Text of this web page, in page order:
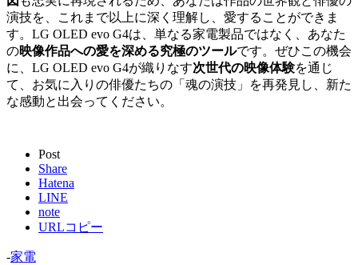
演技を、これまで以上に深く理解し、愛することができま
す。LG OLED evo G4は、単なる家電製品ではなく、あなた
の映像作品への愛を深める究極のツールです。ぜひこの機会
に、LG OLED evo G4が織りなす次世代の映像体験を通じ
て、お気に入りの俳優たちの「魂の演技」を再発見し、新た
な感動と出会ってください。
Post
Share
Hatena
LINE
note
URLコピー
-家電